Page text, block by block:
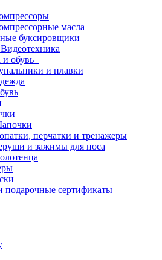
масла
буксировщики
обувь
и плавки
перчатки и тренажеры
и зажимы для носа
подарочные сертификаты